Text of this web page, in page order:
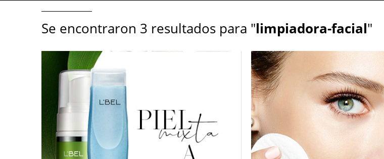
Se encontraron 3 resultados para "limpiadora-facial"